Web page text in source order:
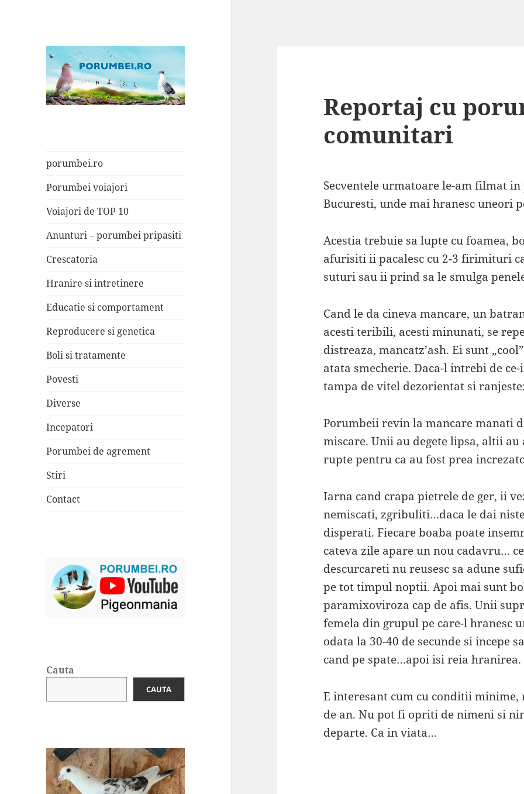
porumbei.ro
Porumbei voiajori
Voiajori de TOP 10
Anunturi – porumbei pripasiti
Crescatoria
Hranire si intretinere
Educatie si comportament
Reproducere si genetica
Boli si tratamente
Povesti
Diverse
Incepatori
Porumbei de agrement
Stiri
Contact
Cauta
CAUTA
Reportaj cu
comunitari
Secventele urmatoare le-am filmat
Bucuresti, unde mai hranesc uneori
Acestia trebuie sa lupte cu foamea,
afurisiti ii pacalesc cu 2-3 firimituri
suturi sau ii prind sa le smulga
Cand le da cineva mancare, un
acesti teribili, acesti minunati, se
distreaza, mancatz’ash. Ei sunt
atata smecherie. Daca-l intrebi de
tampa de vitel dezorientat si
Porumbeii revin la mancare manati
miscare. Unii au degete lipsa, altii au
rupte pentru ca au fost prea
Iarna cand crapa pietrele de ger, ii
nemiscati, zgribuliti…daca le dai
disperati. Fiecare boaba poate
cateva zile apare un nou cadavru…
descurcareti nu reusesc sa adune
pe tot timpul noptii. Apoi mai sunt
paramixoviroza cap de afis. Unii
femela din grupul pe care-l hranesc
odata la 30-40 de secunde si incepe
cand pe spate…apoi isi reia hranirea.
E interesant cum cu conditii minime,
de an. Nu pot fi opriti de nimeni si
departe. Ca in viata…